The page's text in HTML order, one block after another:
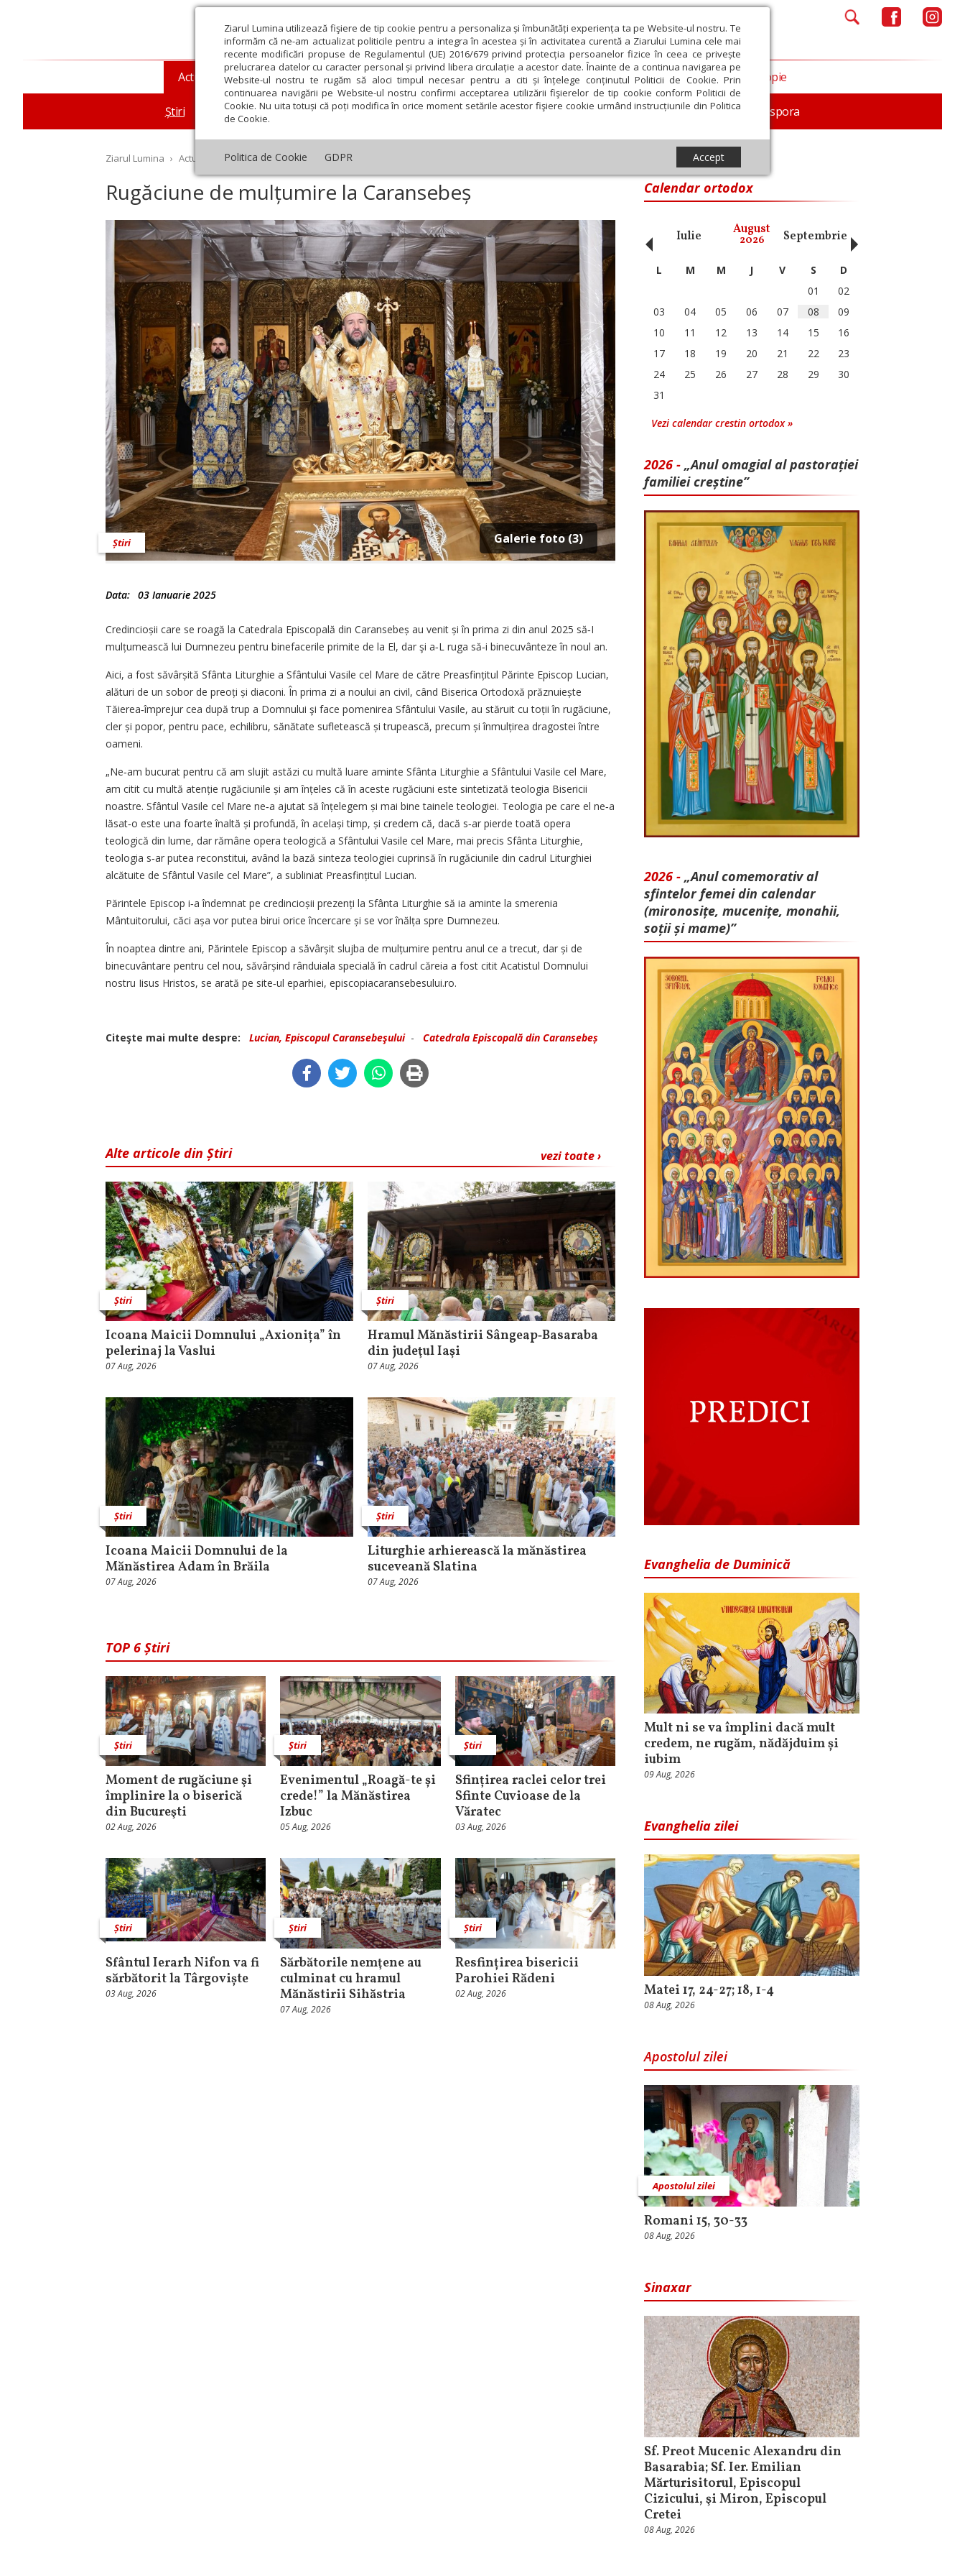
Ziarul Lumina utilizează fişiere de tip cookie pentru a personaliza și îmbunătăți experiența ta pe Website-ul nostru. Te
informăm că ne-am actualizat politicile pentru a integra în acestea și în activitatea curentă a Ziarului Lumina cele mai
recente modificări propuse de Regulamentul (UE) 2016/679 privind protecția persoanelor fizice în ceea ce privește
prelucrarea datelor cu caracter personal și privind libera circulație a acestor date. Înainte de a continua navigarea pe
Website-ul nostru te rugăm să aloci timpul necesar pentru a citi și înțelege conținutul Politicii de Cookie. Prin
continuarea navigării pe Website-ul nostru confirmi acceptarea utilizării fişierelor de tip cookie conform Politicii de
Cookie. Nu uita totuși că poți modifica în orice moment setările acestor fişiere cookie urmând instrucțiunile din Politica
de Cookie.
Politica de Cookie GDPR Accept
Actualitate religioasă
Știri Mesaje și cuvântări An omagial Comunicate de presă Documentar In memoriam Diaspora
Teologie și spiritualitate Educaţie și Cultură Societate Opinii Filantropie
Ziarul Lumina › Actualitate religioasă › Știri › Rugăciune de mulțumire la Caransebeș
Rugăciune de mulțumire la Caransebeș
Galerie foto (3)
Știri
Data: 03 Ianuarie 2025
Credincioșii care se roagă la Catedrala Episcopală din Caransebeș au venit și în prima zi din anul 2025 să‑I
mulțumească lui Dumnezeu pentru binefacerile primite de la El, dar şi a‑L ruga să‑i binecuvânteze în noul an.
Aici, a fost săvârșită Sfânta Liturghie a Sfântului Vasile cel Mare de către Preasfințitul Părinte Episcop Lucian,
alături de un sobor de preoți și diaconi. În prima zi a noului an civil, când Biserica Ortodoxă prăznuiește
Tăierea‑împrejur cea după trup a Domnului şi face pomenirea Sfântului Vasile, au stăruit cu toții în rugăciune,
cler și popor, pentru pace, echilibru, sănătate sufletească și trupească, precum și înmulțirea dragostei între
oameni.
„Ne‑am bucurat pentru că am slujit astăzi cu multă luare aminte Sfânta Liturghie a Sfântului Vasile cel Mare,
am citit cu multă atenție rugăciunile și am înțeles că în aceste rugăciuni este sintetizată teologia Bisericii
noastre. Sfântul Vasile cel Mare ne‑a ajutat să înțelegem și mai bine tainele teologiei. Teologia pe care el ne‑a
lăsat‑o este una foarte înaltă și profundă, în același timp, și credem că, dacă s‑ar pierde toată opera
teologică din lume, dar rămâne opera teologică a Sfântului Vasile cel Mare, mai precis Sfânta Liturghie,
teologia s‑ar putea reconstitui, având la bază sinteza teologiei cuprinsă în rugăciunile din cadrul Liturghiei
alcătuite de Sfântul Vasile cel Mare”, a subliniat Preasfințitul Lucian.
Părintele Episcop i‑a îndemnat pe credincioșii prezenți la Sfânta Liturghie să ia aminte la smerenia
Mântuitorului, căci așa vor putea birui orice încercare și se vor înălța spre Dumnezeu.
În noaptea dintre ani, Părintele Episcop a săvârșit slujba de mulțumire pentru anul ce a trecut, dar și de
binecuvântare pentru cel nou, săvârșind rânduiala specială în cadrul căreia a fost citit Acatistul Domnului
nostru Iisus Hristos, se arată pe site‑ul eparhiei, episcopiacaransebesului.ro.
Citeşte mai multe despre: Lucian, Episcopul Caransebeşului- Catedrala Episcopală din Caransebeș
vezi toate ›
Alte articole din Știri
Știri
Icoana Maicii Domnului „Axionița” în
pelerinaj la Vaslui
07 Aug, 2026
Știri
Hramul Mănăstirii Sângeap‑Basaraba
din judeţul Iaşi
07 Aug, 2026
Știri
Icoana Maicii Domnului de la
Mănăstirea Adam în Brăila
07 Aug, 2026
Știri
Liturghie arhierească la mănăstirea
suceveană Slatina
07 Aug, 2026
TOP 6 Știri
Știri
Moment de rugăciune şi
împlinire la o biserică
din Bucureşti
02 Aug, 2026
Știri
Evenimentul „Roagă-te și
crede!” la Mănăstirea
Izbuc
05 Aug, 2026
Știri
Sfințirea raclei celor trei
Sfinte Cuvioase de la
Văratec
03 Aug, 2026
Știri
Sfântul Ierarh Nifon va fi
sărbătorit la Târgoviște
03 Aug, 2026
Știri
Sărbătorile nemţene au
culminat cu hramul
Mănăstirii Sihăstria
07 Aug, 2026
Știri
Resfințirea bisericii
Parohiei Rădeni
02 Aug, 2026
Calendar ortodox
Octombrie Noiembrie Decembrie Ianuarie Februarie Martie Aprilie Mai Iulie August
2026 Septembrie Octombrie
‹ L M M J V S
D
01
02
03
04 05 06 07 08
09
10
11 12 13 14 15
16
17
18 19 20 21 22
23
24
25 26 27 28 29
30
31
Vezi calendar crestin ortodox »
2026 - „Anul omagial al pastorației
familiei creștine”
2026 - „Anul comemorativ al
sfintelor femei din calendar
(mironosițe, mu­cenițe, monahii,
soții și mame)”
Evanghelia de Duminică
Mult ni se va împlini dacă mult
credem, ne rugăm, nădăjduim și
iubim
09 Aug, 2026
Evanghelia zilei
Matei 17, 24-27; 18, 1-4
08 Aug, 2026
Apostolul zilei
Apostolul zilei
Romani 15, 30-33
08 Aug, 2026
Sinaxar
Sf. Preot Mucenic Alexandru din
Basarabia; Sf. Ier. Emilian
Mărturisitorul, Episcopul
Cizicului, şi Miron, Episcopul
Cretei
08 Aug, 2026